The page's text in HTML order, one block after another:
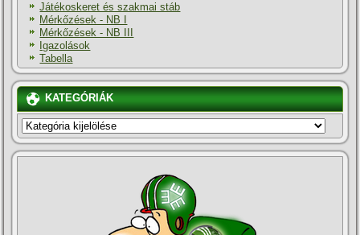
Játékoskeret és szakmai stáb
Mérkőzések - NB I
Mérkőzések - NB III
Igazolások
Tabella
KATEGÓRIÁK
KATEGÓRIÁK